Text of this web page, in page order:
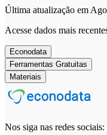
Última atualização em
Acesse dados mais
Econodata
Ferramentas Gratuitas
Materiais
Nos siga nas redes sociais: